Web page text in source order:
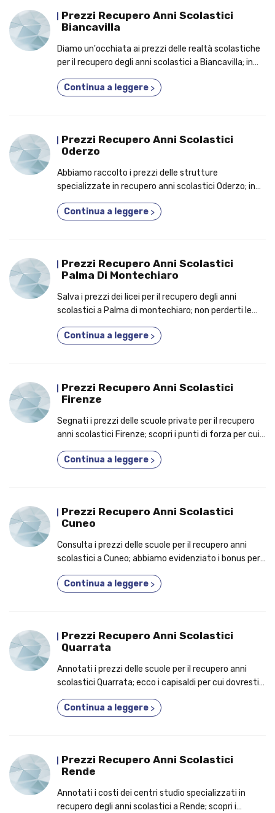
Prezzi Recupero Anni Scolastici
Biancavilla
Diamo un'occhiata ai prezzi delle realtà scolastiche
per il recupero degli anni scolastici a Biancavilla; in
frequentare un nuovo indirizzo di studi!
Continua a leggere >
Prezzi Recupero Anni Scolastici
Oderzo
Abbiamo raccolto i prezzi delle strutture
specializzate in recupero anni scolastici Oderzo; in
frequentare un corso fino a 5 anni in uno!
Continua a leggere >
Prezzi Recupero Anni Scolastici
Palma Di Montechiaro
Salva i prezzi dei licei per il recupero degli anni
scolastici a Palma di montechiaro; non perderti le
corso anche se lavori!
Continua a leggere >
Prezzi Recupero Anni Scolastici
Firenze
Segnati i prezzi delle scuole private per il recupero
anni scolastici Firenze; scopri i punti di forza per cui
Continua a leggere >
Prezzi Recupero Anni Scolastici
Cuneo
Consulta i prezzi delle scuole per il recupero anni
scolastici a Cuneo; abbiamo evidenziato i bonus per i
in uno!
Continua a leggere >
Prezzi Recupero Anni Scolastici
Quarrata
Annotati i prezzi delle scuole per il recupero anni
scolastici Quarrata; ecco i capisaldi per cui dovresti
Continua a leggere >
Prezzi Recupero Anni Scolastici
Rende
Annotati i costi dei centri studio specializzati in
recupero degli anni scolastici a Rende; scopri i